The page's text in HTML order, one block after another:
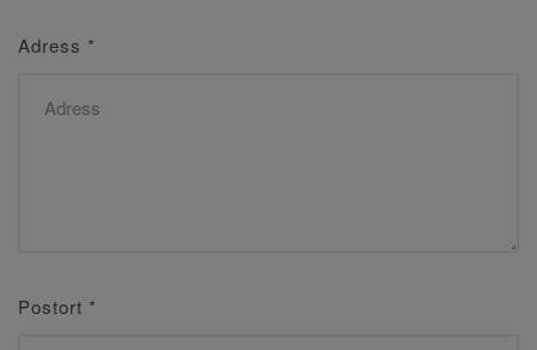
Adress *
Postort *